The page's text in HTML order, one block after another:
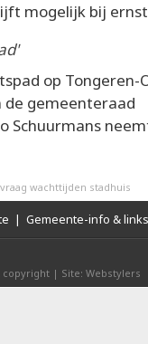
mogelijk bij
op Tongeren-
de gemeenteraad
Schuurmans
wachttijden stadhuis
| Gemeente-info & links
copyright | Site: Webstylers